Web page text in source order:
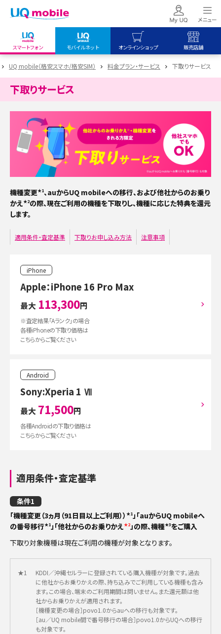
スマートフォン モバイルネット オンラインショップ 販売店舗
my UQ WiMAX
UQ WiMAX ご契約の方
My UQ mobile
UQ mobile
データチャージサイト
UQ mobile
オンラインショップ
UQ WiMAX
UQ mobile
販売店舗
UQ WiMAX
UQ mobile（格安スマホ/格安SIM） 料金プラン・サービス 下取りサービス
下取りサービス
機種変更★1、auからUQ mobileへの移行、および他社からのお乗り
かえ★2の際、現在ご利用の機種を下取りし、機種に応じた特典を還元
します。
適用条件・査定基準 下取りお申し込み方法 注意事項
iPhone
Apple：iPhone 16 Pro Max
最大 113,300円
※査定結果「Aランク」の場合
各種iPhoneの下取り価格は
こちらからご覧ください
Android
Sony:Xperia 1 Ⅶ
最大 71,500円
各種Androidの下取り価格は
こちらからご覧ください
適用条件・査定基準
条件1
「機種変更（3ヵ月（91日目以上ご利用）） ★1」「auからUQ mobileへ
の番号移行★1」「他社からのお乗りかえ★2」の際、機種★3をご購入
下取り対象機種は現在ご利用の機種が対象となります。
★1
KDDI／沖縄セルラーに登録されている購入機種が対象です。過去
に他社からお乗りかえの際、持ち込みでご利用している機種も含み
ます。この場合、端末のご利用期間は問いません。また還元額は他
社からお乗りかえが適用されます。
［機種変更の場合］povo1.0からauへの移行も対象です。
［au／UQ mobile間で番号移行の場合］povo1.0からUQへの移行
も対象です。